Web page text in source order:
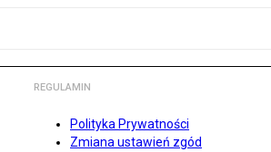
REGULAMIN
Polityka Prywatności
Zmiana ustawień zgód